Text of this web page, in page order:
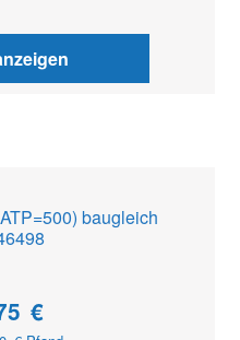
baugleich
€